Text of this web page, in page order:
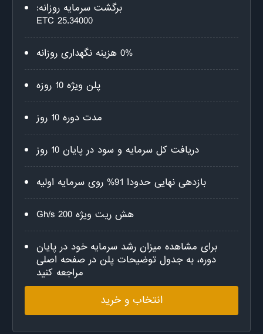
برگشت سرمایه روزانه:
25.34000 ETC
0% هزینه نگهداری روزانه
پلن ویژه 10 روزه
مدت دوره 10 روز
دریافت کل سرمایه و سود در پایان 10 روز
بازدهی نهایی حدودا 91% روی سرمایه اولیه
هش ریت ویژه 200 Gh/s
برای مشاهده میزان رشد سرمایه خود در پایان
دوره، به جدول توضیحات پلن در صفحه اصلی
مراجعه کنید
انتخاب و خرید